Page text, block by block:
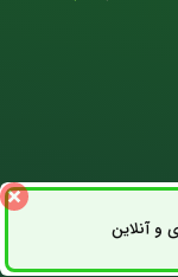
و آنلاینثبت سفارش